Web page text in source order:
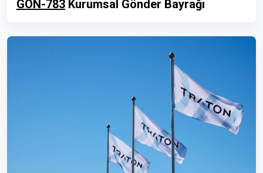
GON-783 Kurumsal Gönder Bayrağı